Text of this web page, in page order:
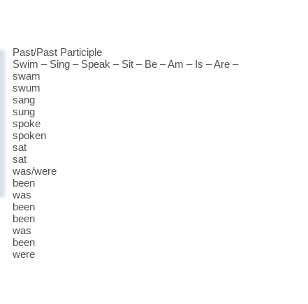
Past/Past Participle
Swim – Sing – Speak – Sit – Be – Am – Is – Are –
swam
swum
sang
sung
spoke
spoken
sat
sat
was/were
been
was
been
been
was
been
were